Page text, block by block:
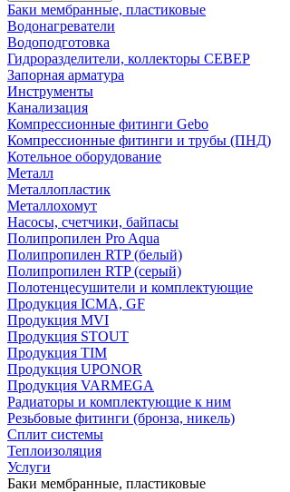
Баки мембранные, пластиковые
Водонагреватели
Водоподготовка
Гидроразделители, коллекторы СЕВЕР
Запорная арматура
Инструменты
Канализация
Компрессионные фитинги Gebo
Компрессионные фитинги и трубы (ПНД)
Котельное оборудование
Металл
Металлопластик
Металлохомут
Насосы, счетчики, байпасы
Полипропилен Pro Aqua
Полипропилен RTP (белый)
Полипропилен RTP (серый)
Полотенцесушители и комплектующие
Продукция ICMA, GF
Продукция MVI
Продукция STOUT
Продукция TIM
Продукция UPONOR
Продукция VARMEGA
Радиаторы и комплектующие к ним
Резьбовые фитинги (бронза, никель)
Сплит системы
Теплоизоляция
Услуги
Баки мембранные, пластиковые